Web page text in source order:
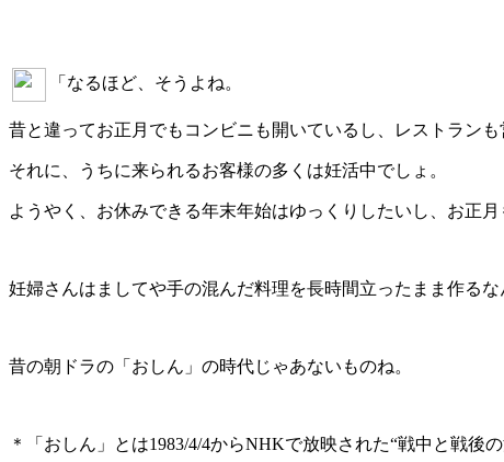
「なるほど、そうよね。
昔と違ってお正月でもコンビニも開いているし、レストラ
それに、うちに来られるお客様の多くは妊活中でしょ。
ようやく、お休みできる年末年始はゆっくりしたいし、お正
妊婦さんはましてや手の混んだ料理を長時間立ったまま作るな
昔の朝ドラの「おしん」の時代じゃあないものね。
＊「おしん」とは1983/4/4からNHKで放映された“戦中と戦後